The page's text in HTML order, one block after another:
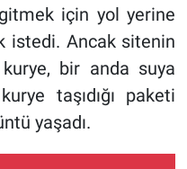
için yol yerine
istedi. Ancak sitenin
bir anda suya
taşıdığı paketi
yaşadı.